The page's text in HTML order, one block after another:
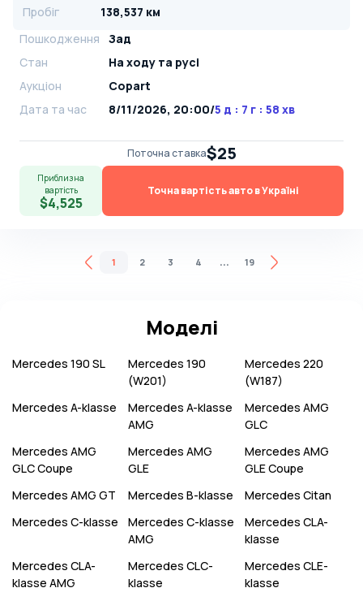
Пробіг
138,537 км
Пошкодження
Зад
Стан
На ​​ходу та русі
Аукціон
Copart
Дата та час
8/11/2026, 20:00/5 д : 7 г : 58 хв
Поточна ставка$25
Приблизна
вартість
$4,525
Точна вартість авто в Україні
1 2 3 4 ... 19
Моделі
Mercedes 190 SL Mercedes 190
(W201)
Mercedes 220
(W187)
Mercedes A-klasse Mercedes A-klasse
AMG
Mercedes AMG
GLC
Mercedes AMG
GLC Coupe
Mercedes AMG
GLE
Mercedes AMG
GLE Coupe
Mercedes AMG GT Mercedes B-klasse Mercedes Citan
Mercedes C-klasse Mercedes C-klasse
AMG
Mercedes CLA-
klasse
Mercedes CLA-
klasse AMG
Mercedes CLC-
klasse
Mercedes CLE-
klasse